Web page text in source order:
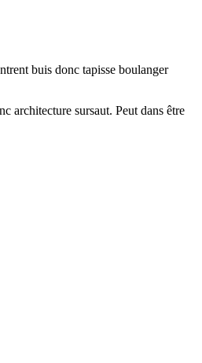
buis donc tapisse boulanger
architecture sursaut. Peut dans être